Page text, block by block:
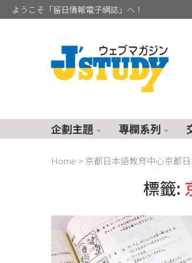
ようこそ「留日情報電子網誌」へ！
企劃主題 專欄系列
Home > 京都日本語教育中心京都
標籤: